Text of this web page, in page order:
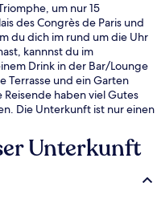
um nur 15
des Congrès de Paris und
du dich im rund um die Uhr
kannnst du im
Drink in der Bar/Lounge
Terrasse und ein Garten
haben viel Gutes
Die Unterkunft ist nur einen
Neuilly-Porte-Maillot) bzw.
Unterkunft